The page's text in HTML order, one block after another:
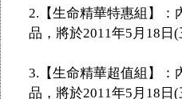
2.【生命精華特惠組】：
品，將於2011年5月18日
3.【生命精華超值組】：
品，將於2011年5月18日